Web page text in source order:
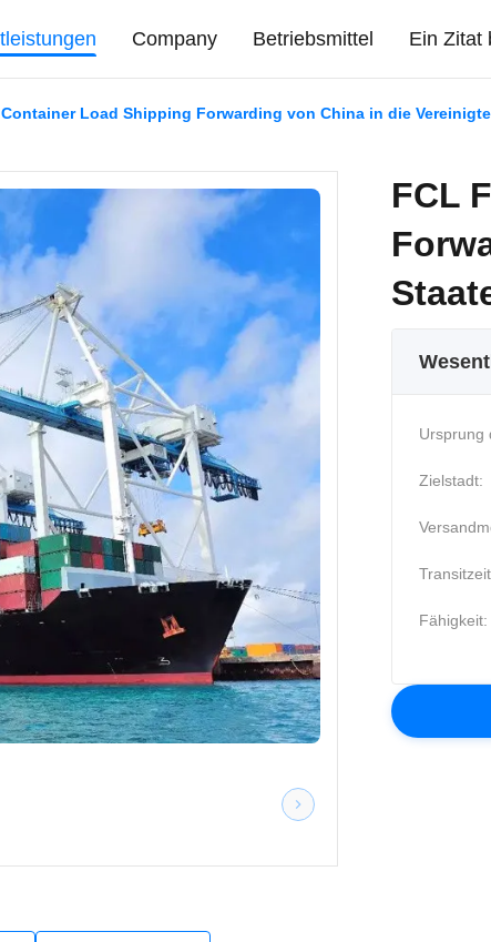
Company Betriebsmittel Ein Zitat
Load Shipping Forwarding von China in die
FCL
Ursprung
Zielstadt:
Fähigkeit: